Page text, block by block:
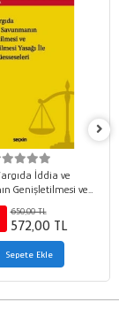
İddia ve
Genişletilmesi ve
Yasağı ile Islah
650,00 TL
572,00 TL
Sepete Ekle